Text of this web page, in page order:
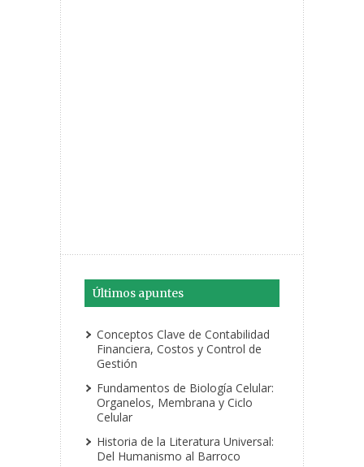
Últimos apuntes
Conceptos Clave de Contabilidad
Financiera, Costos y Control de
Gestión
Fundamentos de Biología Celular:
Organelos, Membrana y Ciclo
Celular
Historia de la Literatura Universal:
Del Humanismo al Barroco